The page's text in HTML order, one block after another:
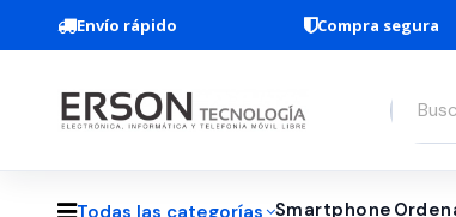
Envío rápido Compra segura
Todas las categorías Smartphone